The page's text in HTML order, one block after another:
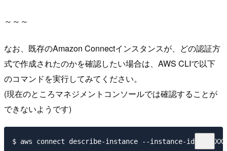
～～～
なお、既存のAmazon Connectインスタンスが、どの認証方
式で作成されたのかを確認したい場合は、AWS CLIで以下
のコマンドを実行してみてください。
(現在のところマネジメントコンソールでは確認することが
できないようです)
$ aws connect describe-instance --instance-id XXXXXXXX-